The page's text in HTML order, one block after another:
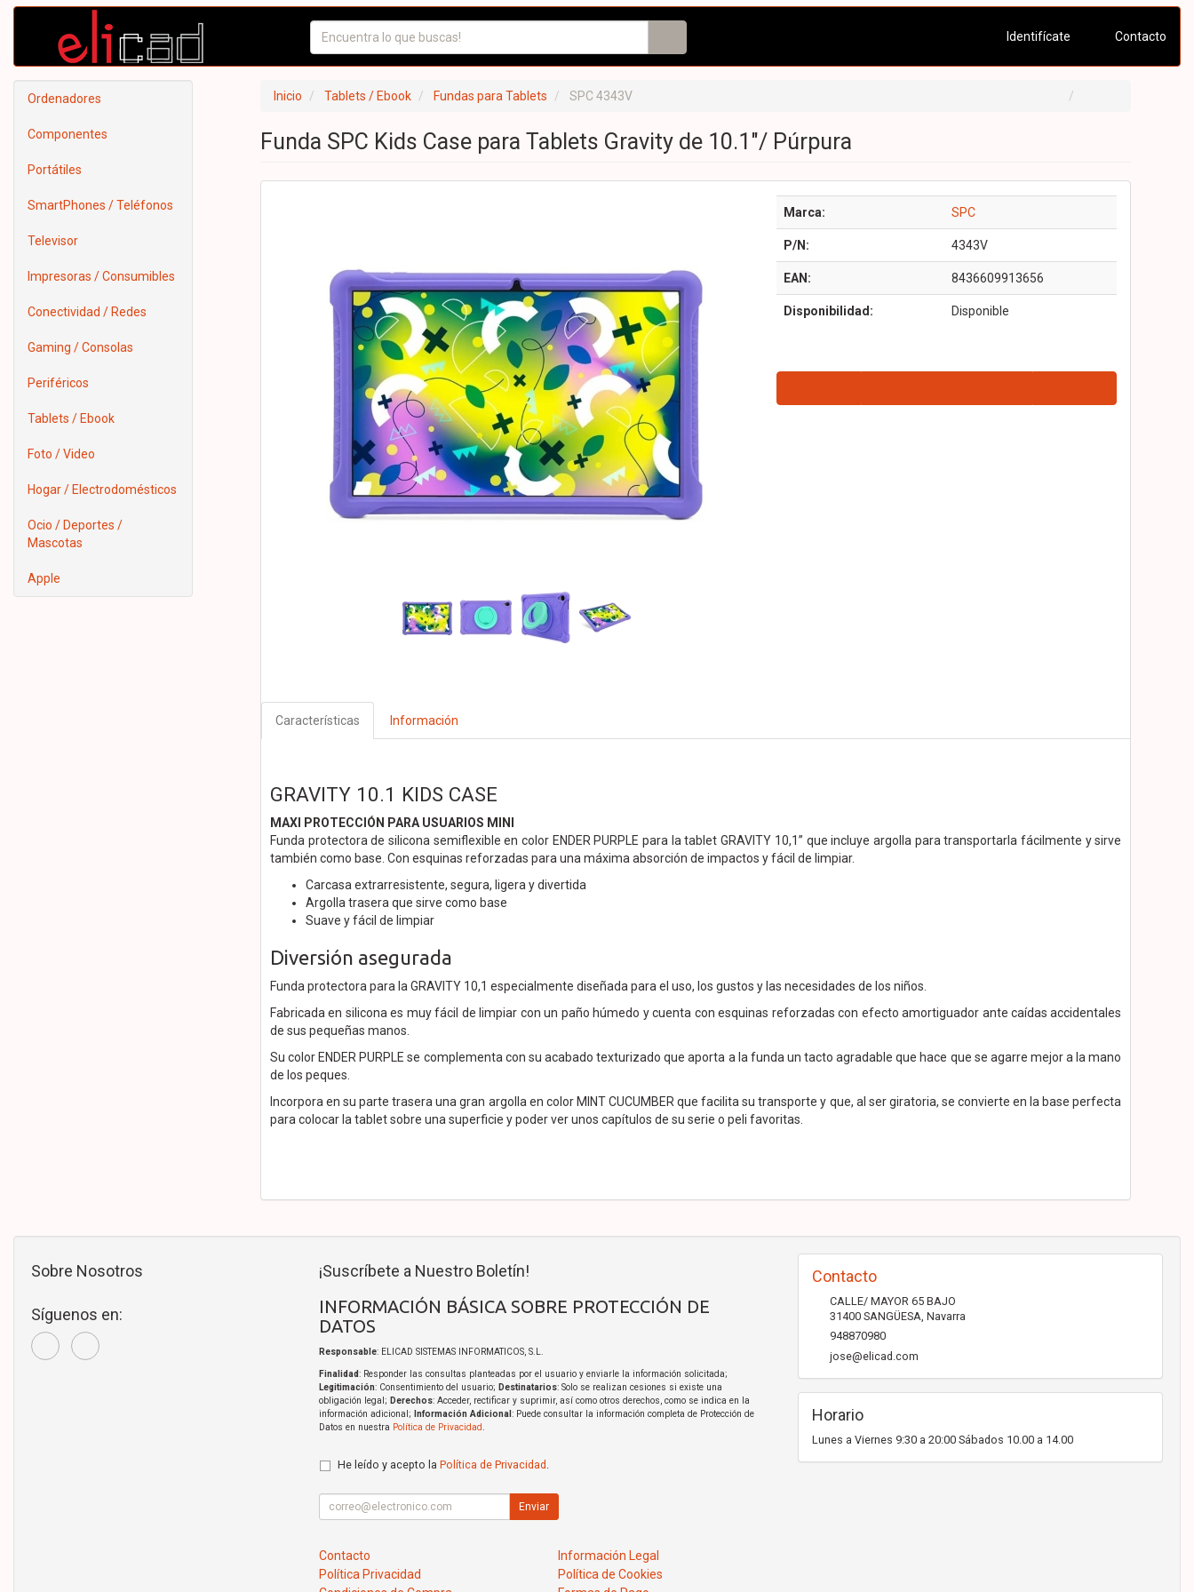
Identifícate Contacto
Ordenadores
Componentes
Portátiles
SmartPhones / Teléfonos
Televisor
Impresoras / Consumibles
Conectividad / Redes
Gaming / Consolas
Periféricos
Tablets / Ebook
Foto / Video
Hogar / Electrodomésticos
Ocio / Deportes /
Mascotas
Apple
Inicio Tablets / Ebook Fundas para Tablets SPC 4343V
Funda SPC Kids Case para Tablets Gravity de 10.1"/ Púrpura
Marca: SPC
P/N: 4343V
EAN: 8436609913656
Disponibilidad: Disponible
Características Información
GRAVITY 10.1 KIDS CASE
MAXI PROTECCIÓN PARA USUARIOS MINI
Funda protectora de silicona semiflexible en color ENDER PURPLE para la tablet GRAVITY 10,1” que incluye argolla para transportarla fácilmente y sirve
también como base. Con esquinas reforzadas para una máxima absorción de impactos y fácil de limpiar.
Carcasa extrarresistente, segura, ligera y divertida
Argolla trasera que sirve como base
Suave y fácil de limpiar
Diversión asegurada
Funda protectora para la GRAVITY 10,1 especialmente diseñada para el uso, los gustos y las necesidades de los niños.
Fabricada en silicona es muy fácil de limpiar con un paño húmedo y cuenta con esquinas reforzadas con efecto amortiguador ante caídas accidentales
de sus pequeñas manos.
Su color ENDER PURPLE se complementa con su acabado texturizado que aporta a la funda un tacto agradable que hace que se agarre mejor a la mano
de los peques.
Incorpora en su parte trasera una gran argolla en color MINT CUCUMBER que facilita su transporte y que, al ser giratoria, se convierte en la base perfecta
para colocar la tablet sobre una superficie y poder ver unos capítulos de su serie o peli favoritas.
Sobre Nosotros
Síguenos en:
¡Suscríbete a Nuestro Boletín!
INFORMACIÓN BÁSICA SOBRE PROTECCIÓN DE
DATOS
Responsable: ELICAD SISTEMAS INFORMATICOS, S.L.
Finalidad: Responder las consultas planteadas por el usuario y enviarle la información solicitada;
Legitimación: Consentimiento del usuario; Destinatarios: Solo se realizan cesiones si existe una
obligación legal; Derechos: Acceder, rectificar y suprimir, así como otros derechos, como se indica en la
información adicional;
Información Adicional : Puede consultar la información completa de Protección de
Datos en nuestra Política de Privacidad.
He leído y acepto la Política de Privacidad .
Enviar
Contacto
Información Legal
Política Privacidad
Política de Cookies
Contacto
CALLE/ MAYOR 65 BAJO
31400 SANGÜESA, Navarra
948870980
jose@elicad.com
Horario
Lunes a Viernes 9:30 a 20:00 Sábados 10.00 a 14.00